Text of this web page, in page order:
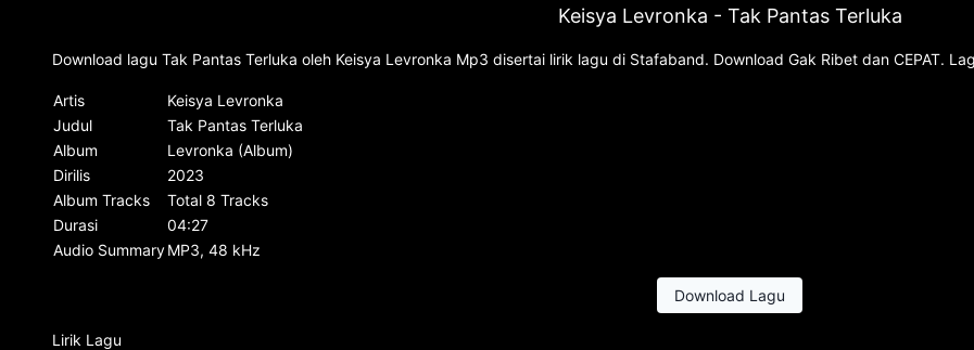
Keisya Levronka - Tak Pantas Terluka
Download lagu Tak Pantas Terluka oleh Keisya Levronka Mp3 disertai lirik lagu di Stafaband. Download Gak Ribet dan CEPAT.
Artis
Keisya Levronka
Judul
Tak Pantas Terluka
Album
Levronka (Album)
Dirilis
2023
Album Tracks
Total 8 Tracks
Durasi
04:27
Audio SummaryMP3, 48 kHz
Download Lagu
Lirik Lagu